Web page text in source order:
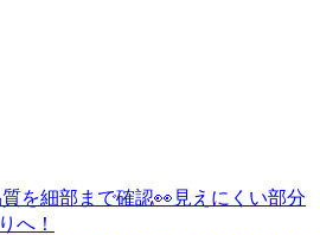
を細部まで確認👀見えにくい部分
へ！